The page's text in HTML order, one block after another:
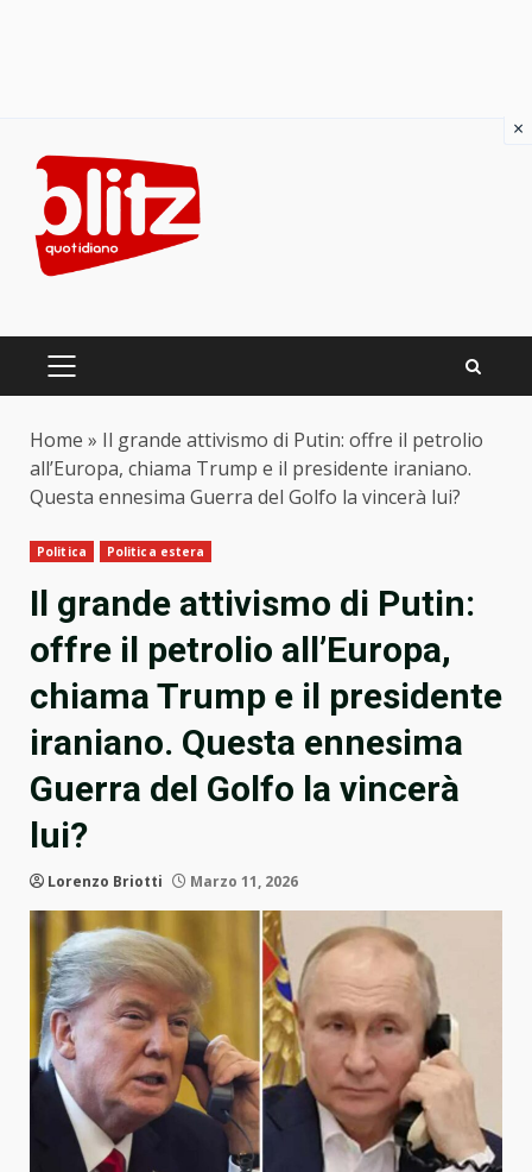
content
PRIMARY
Home » Il grande attivismo di Putin: offre il petrolio
all’Europa, chiama Trump e il presidente iraniano.
Questa ennesima Guerra del Golfo la vincerà lui?
Politica Politica estera
Il grande attivismo di Putin:
offre il petrolio all’Europa,
chiama Trump e il presidente
iraniano. Questa ennesima
Guerra del Golfo la vincerà
lui?
Lorenzo Briotti Marzo 11, 2026
×